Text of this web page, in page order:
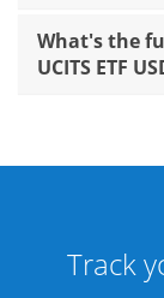
What's the
UCITS ETF
Track